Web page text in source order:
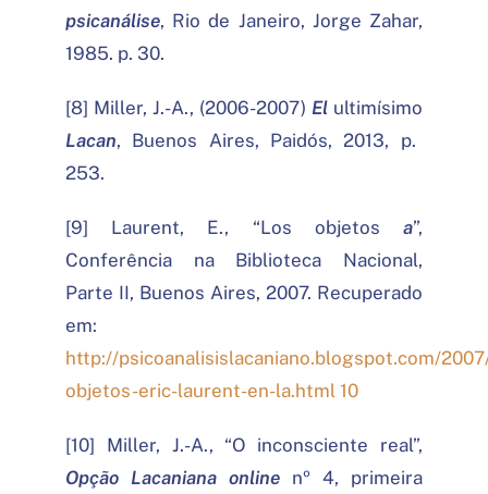
psicanálise, Rio de Janeiro, Jorge Zahar,
1985. p. 30.
[8] Miller, J.-A., (2006-2007) El ultimísimo
Lacan, Buenos Aires, Paidós, 2013, p.
253.
[9] Laurent, E., “Los objetosa”,
Conferência na Biblioteca Nacional,
Parte II, Buenos Aires, 2007. Recuperado
em:
http://psicoanalisislacaniano.blogspot.com/
objetos-eric-laurent-en-la.html 10
[10] Miller, J.-A., “O inconsciente real”,
Opção Lacaniana online nº 4, primeira